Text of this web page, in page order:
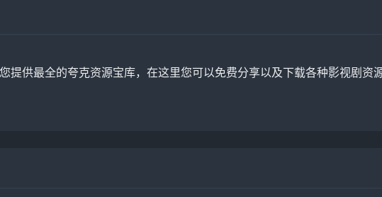
提供最全的夸克资源宝库，在这里您可以免费分享以及下载各种影视剧资